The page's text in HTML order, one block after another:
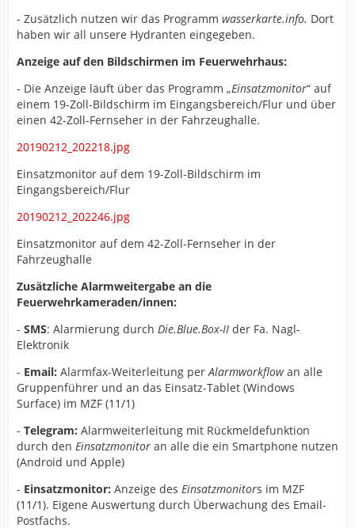
- Zusätzlich nutzen wir das Programm wasserkarte.info. Dort
haben wir all unsere Hydranten eingegeben.
Anzeige auf den Bildschirmen im Feuerwehrhaus:
- Die Anzeige läuft über das Programm „Einsatzmonitor“ auf
einem 19-Zoll-Bildschirm im Eingangsbereich/Flur und über
einen 42-Zoll-Fernseher in der Fahrzeughalle.
20190212_202218.jpg
Einsatzmonitor auf dem 19-Zoll-Bildschirm im
Eingangsbereich/Flur
20190212_202246.jpg
Einsatzmonitor auf dem 42-Zoll-Fernseher in der
Fahrzeughalle
Zusätzliche Alarmweitergabe an die
Feuerwehrkameraden/innen:
- SMS: Alarmierung durch Die.Blue.Box-II der Fa. Nagl-
Elektronik
- Email: Alarmfax-Weiterleitung perAlarmworkflowan alle
Gruppenführer und an das Einsatz-Tablet (Windows
Surface) im MZF (11/1)
- Telegram: Alarmweiterleitung mit Rückmeldefunktion
durch den Einsatzmonitor an alle die ein Smartphone nutzen
(Android und Apple)
- Einsatzmonitor: Anzeige des Einsatzmonitors im MZF
(11/1). Eigene Auswertung durch Überwachung des Email-
Postfachs.